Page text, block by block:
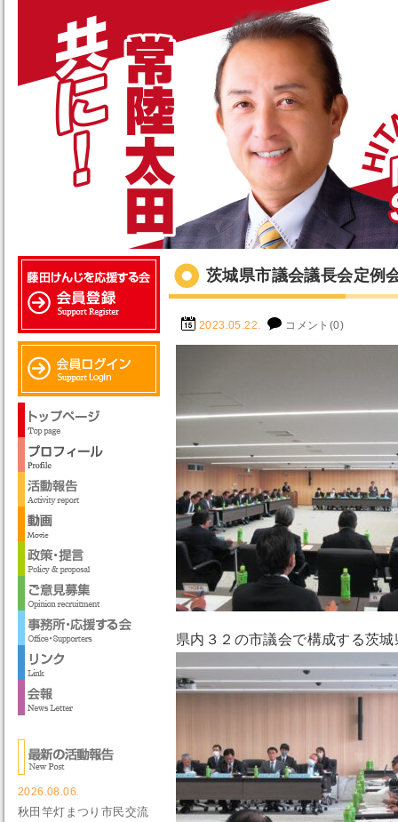
茨城県市議会議長会定例
2023.05.22. コメント(0)
県内３２の市議会で構成する茨
2026.08.06.
秋田竿灯まつり市民交流